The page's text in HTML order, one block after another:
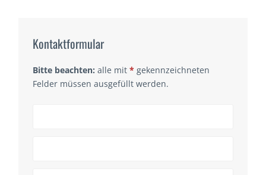
Kontaktformular
Bitte beachten: alle mit* gekennzeichneten
Felder müssen ausgefüllt werden.